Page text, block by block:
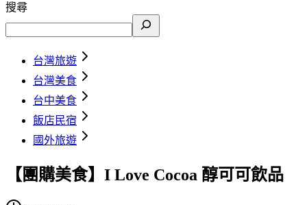
搜尋
台灣旅遊
台灣美食
台中美食
飯店民宿
國外旅遊
【團購美食】I Love Cocoa 醇可可飲品